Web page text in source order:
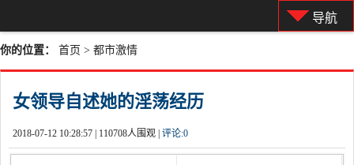
导航
你的位置： 首页 > 都市激情
女领导自述她的淫荡经历
2018-07-12 10:28:57 | 110708人围观 | 评论:0